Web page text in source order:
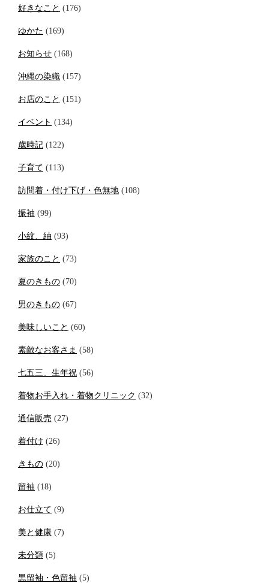
好きなこと (176)
ゆかた (169)
お知らせ (168)
沖縄の染織 (157)
お店のこと (151)
イベント (134)
歳時記 (122)
子育て (113)
訪問着・付け下げ・色無地 (108)
振袖 (99)
小紋、紬 (93)
家族のこと (73)
夏のきもの (70)
男のきもの (67)
美味しいこと (60)
素敵なお客さま (58)
七五三、生年祝 (56)
着物お手入れ・着物クリニック (32)
通信販売 (27)
着付け (26)
きもの (20)
留袖 (18)
お仕立て (9)
美と健康 (7)
未分類 (5)
黒留袖・色留袖 (5)